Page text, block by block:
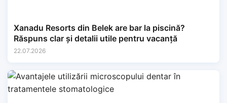
Xanadu Resorts din Belek are bar la piscină?
Răspuns clar și detalii utile pentru vacanță
22.07.2026